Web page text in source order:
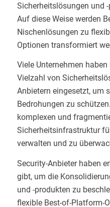
Sicherheitslösungen und
Auf diese Weise werden
Nischenlösungen zu
Optionen transformiert
Viele Unternehmen
Vielzahl von
Anbietern eingesetzt, um
Bedrohungen zu
komplexen und
Sicherheitsinfrastruktur
verwalten und zu
Security-Anbieter haben
gibt, um die
und -produkten zu
flexible Best-of-Platform-